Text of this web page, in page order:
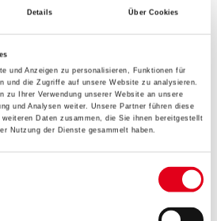
Details Über Cookies
und Anzeigen zu personalisieren, Funktionen für
und die Zugriffe auf unsere Website zu analysieren.
zu Ihrer Verwendung unserer Website an unsere
und Analysen weiter. Unsere Partner führen diese
Daten zusammen, die Sie ihnen bereitgestellt
Nutzung der Dienste gesammelt haben.
kein Anschleifen, keine Grundierung
erhältlich und kombinierbar
keine Versiegelung notwendig
und Trocknungszeit darf